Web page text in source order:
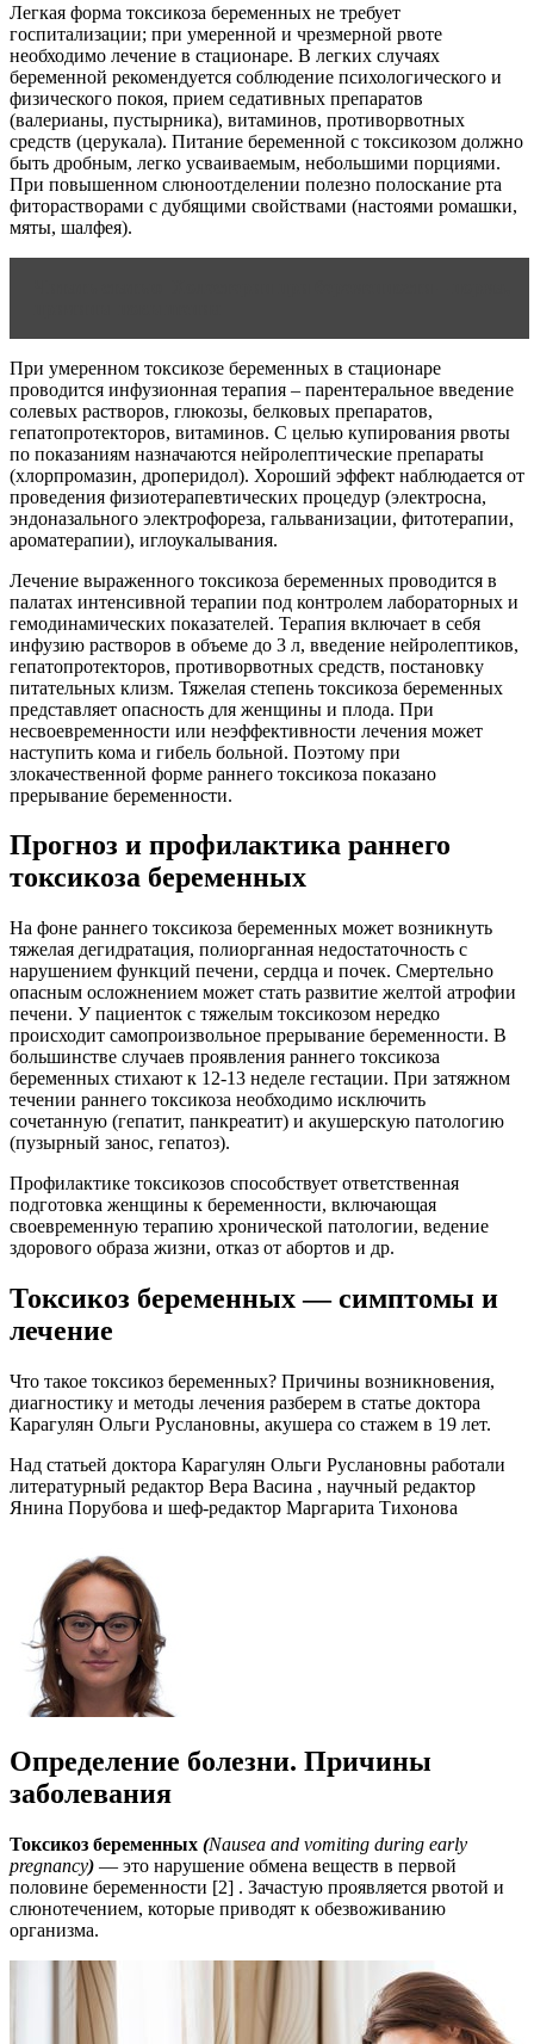
Легкая форма токсикоза беременных не требует
госпитализации; при умеренной и чрезмерной рвоте
необходимо лечение в стационаре. В легких случаях
беременной рекомендуется соблюдение психологического и
физического покоя, прием седативных препаратов
(валерианы, пустырника), витаминов, противорвотных
средств (церукала). Питание беременной с токсикозом должно
быть дробным, легко усваиваемым, небольшими порциями.
При повышенном слюноотделении полезно полоскание рта
фиторастворами с дубящими свойствами (настоями ромашки,
мяты, шалфея).
При умеренном токсикозе беременных в стационаре
проводится инфузионная терапия – парентеральное введение
солевых растворов, глюкозы, белковых препаратов,
гепатопротекторов, витаминов. С целью купирования рвоты
по показаниям назначаются нейролептические препараты
(хлорпромазин, дроперидол). Хороший эффект наблюдается от
проведения физиотерапевтических процедур (электросна,
эндоназального электрофореза, гальванизации, фитотерапии,
ароматерапии), иглоукалывания.
Лечение выраженного токсикоза беременных проводится в
палатах интенсивной терапии под контролем лабораторных и
гемодинамических показателей. Терапия включает в себя
инфузию растворов в объеме до 3 л, введение нейролептиков,
гепатопротекторов, противорвотных средств, постановку
питательных клизм. Тяжелая степень токсикоза беременных
представляет опасность для женщины и плода. При
несвоевременности или неэффективности лечения может
наступить кома и гибель больной. Поэтому при
злокачественной форме раннего токсикоза показано
прерывание беременности.
Прогноз и профилактика раннего
токсикоза беременных
На фоне раннего токсикоза беременных может возникнуть
тяжелая дегидратация, полиорганная недостаточность с
нарушением функций печени, сердца и почек. Смертельно
опасным осложнением может стать развитие желтой атрофии
печени. У пациенток с тяжелым токсикозом нередко
происходит самопроизвольное прерывание беременности. В
большинстве случаев проявления раннего токсикоза
беременных стихают к 12-13 неделе гестации. При затяжном
течении раннего токсикоза необходимо исключить
сочетанную (гепатит, панкреатит) и акушерскую патологию
(пузырный занос, гепатоз).
Профилактике токсикозов способствует ответственная
подготовка женщины к беременности, включающая
своевременную терапию хронической патологии, ведение
здорового образа жизни, отказ от абортов и др.
Токсикоз беременных — симптомы и
лечение
Что такое токсикоз беременных? Причины возникновения,
диагностику и методы лечения разберем в статье доктора
Карагулян Ольги Руслановны, акушера со стажем в 19 лет.
Над статьей доктора Карагулян Ольги Руслановны работали
литературный редактор Вера Васина , научный редактор
Янина Порубова и шеф-редактор Маргарита Тихонова
Определение болезни. Причины
заболевания
Токсикоз беременных (Nausea and vomiting during early
pregnancy) — это нарушение обмена веществ в первой
половине беременности [2] . Зачастую проявляется рвотой и
слюнотечением, которые приводят к обезвоживанию
организма.